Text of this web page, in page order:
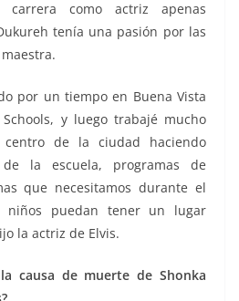
como actriz apenas
tenía una pasión por las
por un tiempo en Buena Vista
y luego trabajé mucho
de la ciudad haciendo
de la escuela, programas de
que necesitamos durante el
niños puedan tener un lugar
la actriz de Elvis.
causa de muerte de Shonka